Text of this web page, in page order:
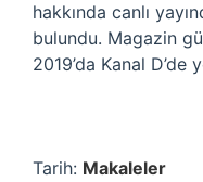
hakkında canlı
bulundu. Magazin
2019’da Kanal
Tarih: Makaleler